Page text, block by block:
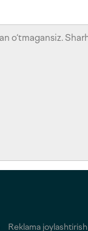
Reklama joylashtirish